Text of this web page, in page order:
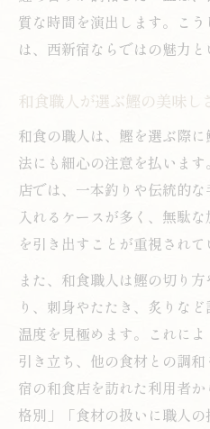
質な時間を演出します。こ
は、西新宿ならではの魅力と
和食職人が選ぶ鰹の美味し
和食の職人は、鰹を選ぶ際
法にも細心の注意を払いま
店では、一本釣りや伝統的
入れるケースが多く、無駄
を引き出すことが重視されて
また、和食職人は鰹の切り
り、刺身やたたき、炙りな
温度を見極めます。これに
引き立ち、他の食材との調
宿の和食店を訪れた利用者
格別」「食材の扱いに職人